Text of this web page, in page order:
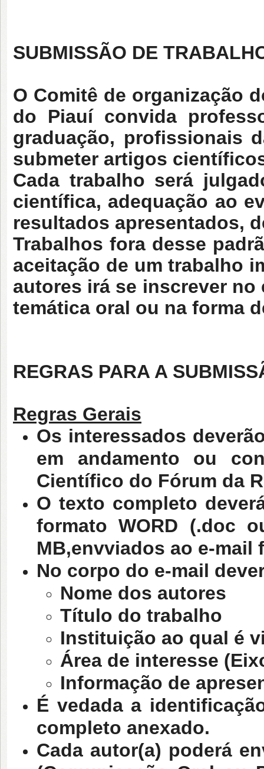
SUBMISSÃO DE
O Comitê de organização
do Piauí convida
graduação, profissionais
submeter artigos
Cada trabalho será
científica, adequação ao
resultados apresentados,
Trabalhos fora desse
aceitação de um trabalho
autores irá se inscrever no
temática oral ou na forma
REGRAS PARA A
Regras Gerais
Os interessados
em andamento ou
Científico do Fórum da
O texto completo
formato WORD (.doc
MB,envviados ao e-
No corpo do e-mail
Nome dos autores
Título do trabalho
Instituição ao qual é
Área de interesse
Informação de
É vedada a
completo anexado.
Cada autor(a) poderá